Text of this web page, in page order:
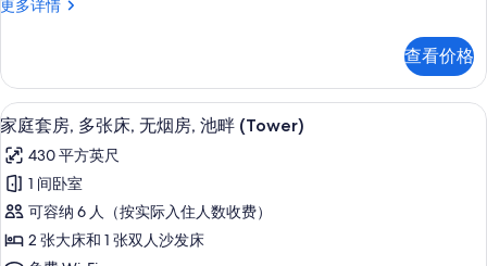
息
Early
的
所
有
照
片
更多详情
标
Early
Park
Admission*)
更
多
信
息
查看价格
显
示
家
庭
套
房,
客房内保险箱、遮光窗帘、熨斗/熨衣
11
家庭套房, 多张床, 无烟房, 池畔 (Tower)
430 平方英尺
1 间卧室
可容纳 6 人（按实际入住人数收费）
2 张大床和 1 张双人沙发床